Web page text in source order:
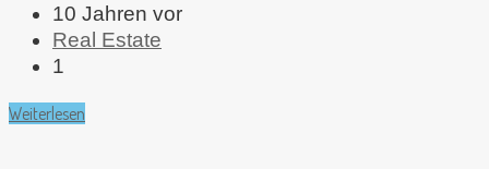
10 Jahren vor
Real Estate
1
Weiterlesen